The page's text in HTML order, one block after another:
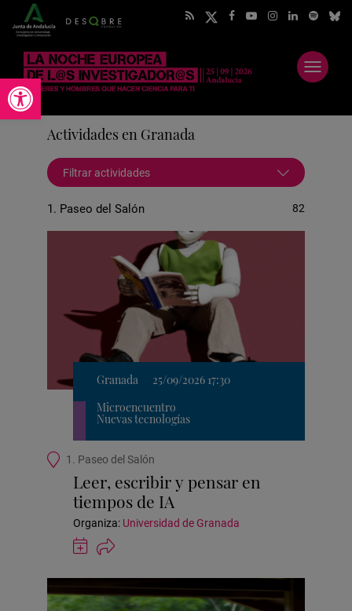
Abrir barra de herramientas
Abrir
menú
Actividades en Granada
Filtrar actividades
1. Paseo del Salón 82
Granada
25/09/2026 17:30
Microencuentro
Nuevas tecnologías
Ubicación
actividad
1. Paseo del Salón
Leer, escribir y pensar en
tiempos de IA
Organiza: Universidad de Granada
Guardar
actividad
Calendar